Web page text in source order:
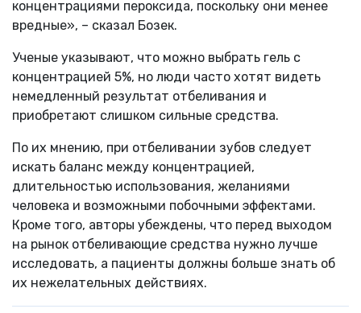
концентрациями пероксида, поскольку они менее
вредные», – сказал Бозек.
Ученые указывают, что можно выбрать гель с
концентрацией 5%, но люди часто хотят видеть
немедленный результат отбеливания и
приобретают слишком сильные средства.
По их мнению, при отбеливании зубов следует
искать баланс между концентрацией,
длительностью использования, желаниями
человека и возможными побочными эффектами.
Кроме того, авторы убеждены, что перед выходом
на рынок отбеливающие средства нужно лучше
исследовать, а пациенты должны больше знать об
их нежелательных действиях.